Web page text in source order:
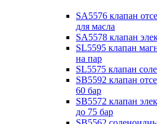
SA5576 клапан
для масла
SA5578 клапан
SL5595 клапан
на пар
SL5575 клапан
SB5592 клапан
60 бар
SB5572 клапан
до 75 бар